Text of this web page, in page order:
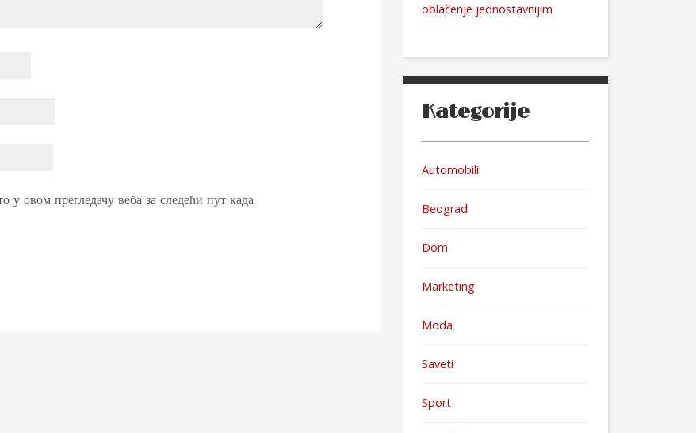
у овом прегледачу веба за следећи пут када
oblačenje jednostavnijim
Kategorije
Automobili
Beograd
Dom
Marketing
Moda
Saveti
Sport